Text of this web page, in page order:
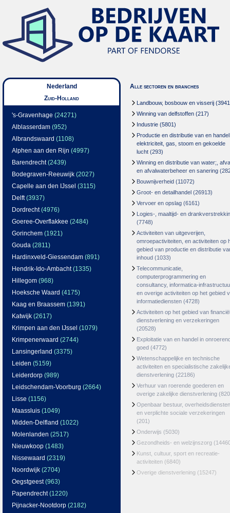
Nederland
Zuid-Holland
's-Gravenhage (24271)
Alblasserdam (952)
Albrandswaard (1108)
Alphen aan den Rijn (4997)
Barendrecht(2439)
Bodegraven-Reeuwijk (2027)
Capelle aan den IJssel (3115)
Delft(3937)
Dordrecht(4976)
Goeree-Overflakkee (2484)
Gorinchem (1921)
Gouda (2811)
Hardinxveld-Giessendam (891)
Hendrik-Ido-Ambacht(1335)
Hillegom (968)
Hoeksche Waard (4175)
Kaag en Braassem (1391)
Katwijk (2617)
Krimpen aan den IJssel (1079)
Krimpenerwaard (2744)
Lansingerland (3375)
Leiden (5159)
Leiderdorp (989)
Leidschendam-Voorburg (2664)
Lisse (1156)
Maassluis (1049)
Midden-Delfland (1022)
Molenlanden (2517)
Nieuwkoop (1483)
Nissewaard (2319)
Noordwijk (2704)
Oegstgeest(963)
Papendrecht(1220)
Pijnacker-Nootdorp (2182)
Alle sectoren en branches
Landbouw, bosbouw en visserij
Winning van delfstoffen (217)
Industrie (5801)
Productie en distributie van en
elektriciteit, gas, stoom en gekoelde
lucht (293)
Winning en distributie van water;,
en afvalwaterbeheer en sanering
Bouwnijverheid (11072)
Groot- en detailhandel (26913)
Vervoer en opslag (6161)
Logies-, maaltijd- en
(7748)
Activiteiten van uitgeverijen,
omroepactiviteiten, en activiteiten op
gebied van productie en distributie
inhoud (1033)
Telecommunicatie,
computerprogrammering en
consultancy, informatica-
en overige activiteiten op het gebied
informatiediensten (4728)
Activiteiten op het gebied van
dienstverlening en verzekeringen
(20528)
Exploitatie van en handel in
goed (4772)
Wetenschappelijke en technische
activiteiten en specialistische
dienstverlening (22186)
Verhuur van roerende goederen en
overige zakelijke dienstverlening
Openbaar bestuur, overheidsdiensten
en verplichte sociale verzekeringen
(201)
Onderwijs (5030)
Gezondheids- en welzijnszorg
Kunst, cultuur, sport en recreatie-
activiteiten (6840)
Overige dienstverlening (15247)